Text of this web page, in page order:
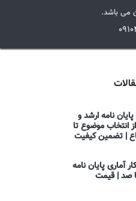
می باشد.
نامه ارشد و
انتخاب موضوع تا
| تضمین کیفیت
آماری پایان نامه
صد | قیمت